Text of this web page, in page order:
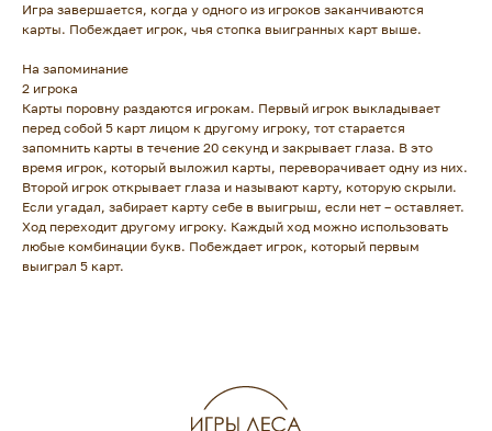
Игра завершается, когда у одного из игроков заканчиваются
карты. Побеждает игрок, чья стопка выигранных карт выше.
На запоминание
2 игрока
Карты поровну раздаются игрокам. Первый игрок выкладывает
перед собой 5 карт лицом к другому игроку, тот старается
запомнить карты в течение 20 секунд и закрывает глаза. В это
время игрок, который выложил карты, переворачивает одну из них.
Второй игрок открывает глаза и называют карту, которую скрыли.
Если угадал, забирает карту себе в выигрыш, если нет – оставляет.
Ход переходит другому игроку. Каждый ход можно использовать
любые комбинации букв. Побеждает игрок, который первым
выиграл 5 карт.